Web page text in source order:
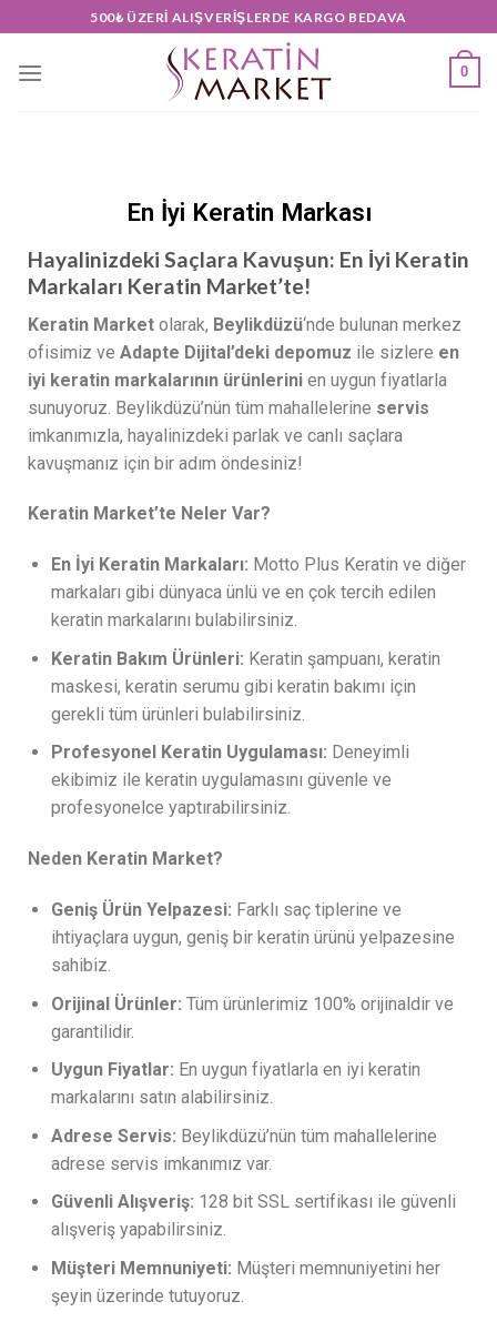
500₺ ÜZERI ALIŞVERIŞLERDE KARGO BEDAVA
0
En İyi Keratin Markası
Hayalinizdeki Saçlara Kavuşun: En İyi Keratin
Markaları Keratin Market’te!
Keratin Market olarak, Beylikdüzü‘nde bulunan merkez
ofisimiz ve Adapte Dijital’deki depomuz ile sizlere en
iyi keratin markalarının ürünlerini en uygun fiyatlarla
sunuyoruz. Beylikdüzü’nün tüm mahallelerine servis
imkanımızla, hayalinizdeki parlak ve canlı saçlara
kavuşmanız için bir adım öndesiniz!
Keratin Market’te Neler Var?
En İyi Keratin Markaları: Motto Plus Keratin ve diğer
markaları gibi dünyaca ünlü ve en çok tercih edilen
keratin markalarını bulabilirsiniz.
Keratin Bakım Ürünleri: Keratin şampuanı, keratin
maskesi, keratin serumu gibi keratin bakımı için
gerekli tüm ürünleri bulabilirsiniz.
Profesyonel Keratin Uygulaması: Deneyimli
ekibimiz ile keratin uygulamasını güvenle ve
profesyonelce yaptırabilirsiniz.
Neden Keratin Market?
Geniş Ürün Yelpazesi: Farklı saç tiplerine ve
ihtiyaçlara uygun, geniş bir keratin ürünü yelpazesine
sahibiz.
Orijinal Ürünler: Tüm ürünlerimiz 100% orijinaldir ve
garantilidir.
Uygun Fiyatlar: En uygun fiyatlarla en iyi keratin
markalarını satın alabilirsiniz.
Adrese Servis: Beylikdüzü’nün tüm mahallelerine
adrese servis imkanımız var.
Güvenli Alışveriş: 128 bit SSL sertifikası ile güvenli
alışveriş yapabilirsiniz.
Müşteri Memnuniyeti: Müşteri memnuniyetini her
şeyin üzerinde tutuyoruz.